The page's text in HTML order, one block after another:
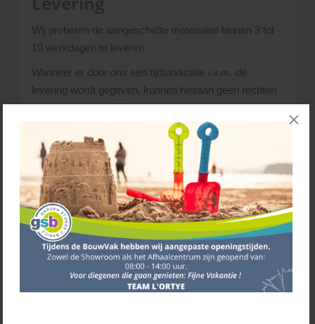
Wij proberen de aangeschafte materialen binnen 3 tot
10 werkdagen te leveren.
Wanneer er door ons een tijdsindicatie i.v.m. de
levering wordt gegeven, kunnen hieraan geen rechten
worden ontleend. L’Ortye behoudt zich het recht voor,
wijzigingen in het routeschema aan te brengen bij
onvoorziene gebeurtenissen. Houd hiermee rekening
wanneer ‘derden’ materialen voor u verwerken! Zgn.
wachturen kunnen dus niet aan ons doorberekend
worden. Het is daarom handig om niet op de dag van
verwerken de materialen te laten leveren maar enkele
dagen van te voren.
Heb je vragen over levertijden/voorraden, neem dan
gerust contact met ons op via het contactformulier
Bellen kan ook:
045 - 528 02 02.